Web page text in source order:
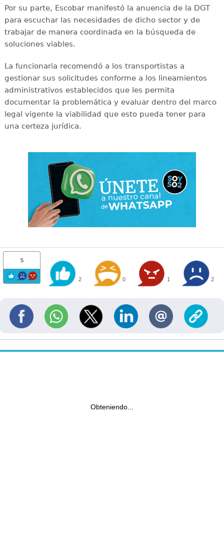
Por su parte, Escobar manifestó la anuencia de la DGT
para escuchar las necesidades de dicho sector y de
trabajar de manera coordinada en la búsqueda de
soluciones viables.
La funcionaria recomendó a los transportistas a
gestionar sus solicitudes conforme a los lineamientos
administrativos establecidos que les permita
documentar la problemática y evaluar dentro del marco
legal vigente la viabilidad que esto pueda tener para
una certeza jurídica.
5
2 0 1 2
Obteniendo...